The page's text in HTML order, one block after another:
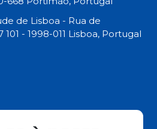
de Lisboa - Rua de
- 1998-011 Lisboa, Portugal